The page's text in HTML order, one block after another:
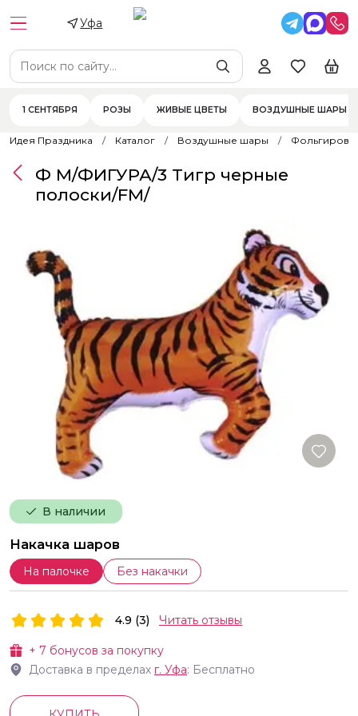
Уфа
1 СЕНТЯБРЯ РОЗЫ ЖИВЫЕ ЦВЕТЫ ВОЗДУШНЫЕ ШАРЫ
Идея Праздника Каталог Воздушные шары
В наличии
Накачка шаров
На палочке Без накачки
Ф М/ФИГУРА/3 Тигр черные
полоски/FM/
+ 7 бонусов за покупку
Доставка в пределах г. Уфа: Бесплатно
4.9 (3) Читать отзывы